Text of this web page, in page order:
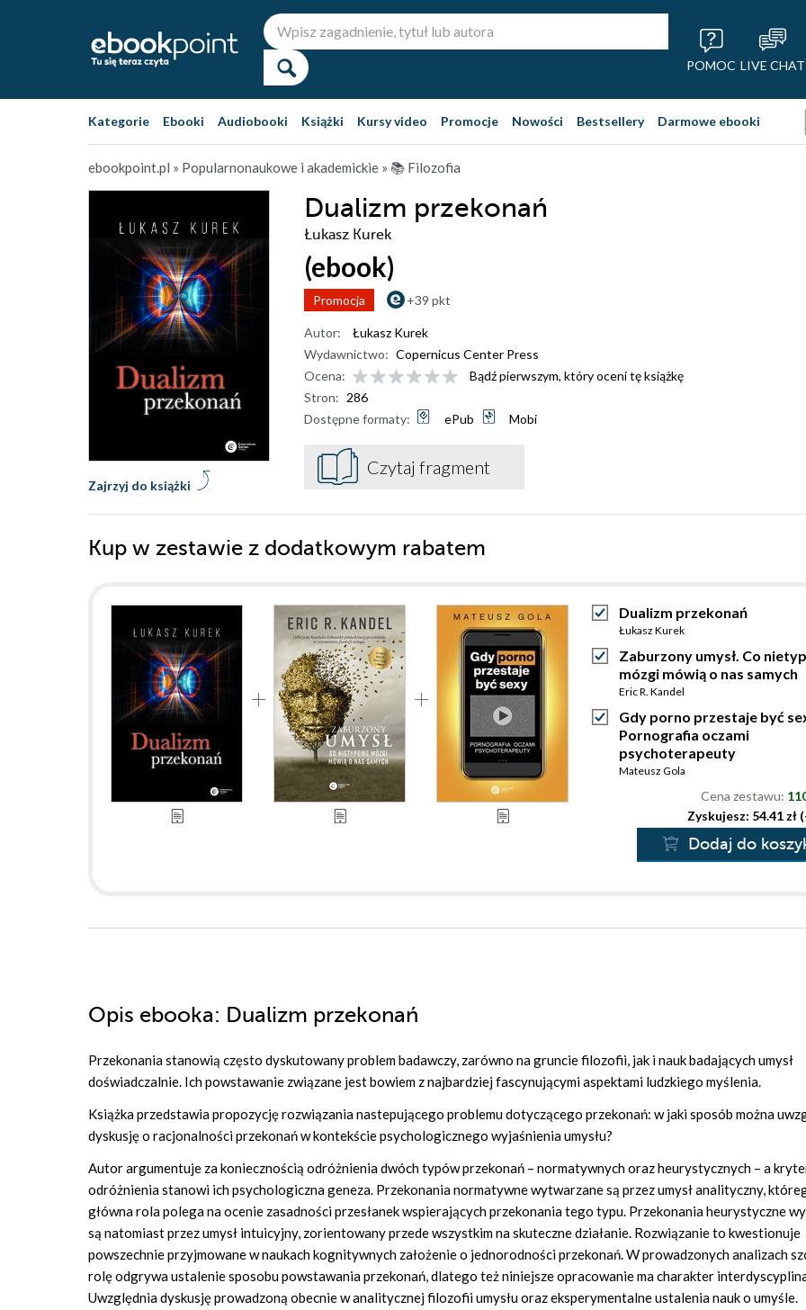
POMOC LIVE CHAT
Kategorie Ebooki Audiobooki Książki Kursy video Promocje Nowości Bestsellery Darmowe ebooki
ebookpoint.pl » Popularnonaukowe i akademickie » 📚 Filozofia
Dualizm przekonań
Łukasz Kurek
(ebook)
Promocja +39 pkt
Zajrzyj do książki
Autor:
Łukasz Kurek
Wydawnictwo: Copernicus Center Press
Ocena:
Bądź pierwszym, który oceni tę książkę
Stron: 286
Dostępne formaty:
ePub Mobi
Czytaj fragment
Kup w zestawie z dodatkowym rabatem
Dualizm przekonań
Łukasz Kurek
Zaburzony umysł. Co
mózgi mówią o nas samych
Eric R. Kandel
Gdy porno przestaje być
Pornografia oczami
psychoterapeuty
Mateusz Gola
Cena zestawu:
Zyskujesz: 54.41 zł
Dodaj do
Opis ebooka: Dualizm przekonań
Przekonania stanowią często dyskutowany problem badawczy, zarówno na gruncie filozofii, jak i nauk badających umysł
doświadczalnie. Ich powstawanie związane jest bowiem z najbardziej fascynującymi aspektami ludzkiego myślenia.
Książka przedstawia propozycję rozwiązania nastepującego problemu dotyczącego przekonań: w jaki sposób można
dyskusję o racjonalności przekonań w kontekście psychologicznego wyjaśnienia umysłu?
Autor argumentuje za koniecznością odróżnienia dwóch typów przekonań – normatywnych oraz heurystycznych – a
odróżnienia stanowi ich psychologiczna geneza. Przekonania normatywne wytwarzane są przez umysł analityczny,
główna rola polega na ocenie zasadności przesłanek wspierających przekonania tego typu. Przekonania heurystyczne
są natomiast przez umysł intuicyjny, zorientowany przede wszystkim na skuteczne działanie. Rozwiązanie to kwestionuje
powszechnie przyjmowane w naukach kognitywnych założenie o jednorodności przekonań. W prowadzonych analizach
rolę odgrywa ustalenie sposobu powstawania przekonań, dlatego też niniejsze opracowanie ma charakter
Uwzględnia dyskusję prowadzoną obecnie w analitycznej filozofii umysłu oraz eksperymentalne ustalenia nauk o umyśle.